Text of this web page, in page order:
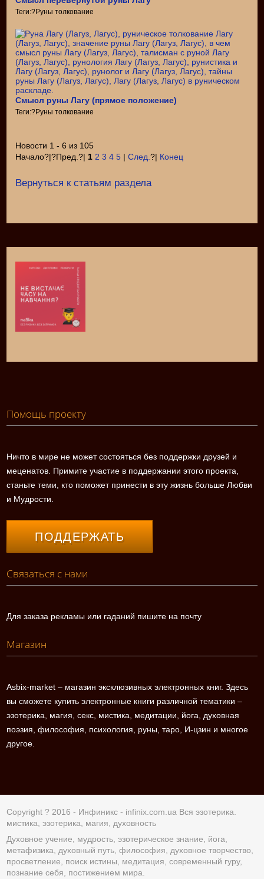
Теги:?Руны толкование
Смысл руны Лагу (прямое положение)
Теги:?Руны толкование
Новости 1 - 6 из 105
Начало?|?Пред.?| 1 2 3 4 5 |След.?| Конец
Вернуться к статьям раздела
Помощь проекту
Ничто в мире не может состояться без поддержки друзей и
меценатов. Примите участие в поддержании этого проекта,
станьте теми, кто поможет принести в эту жизнь больше Любви
и Мудрости.
ПОДДЕРЖАТЬ
Связаться с нами
Для заказа рекламы или гаданий пишите на почту
Магазин
Asbix-market – магазин эксклюзивных электронных книг. Здесь
вы сможете купить электронные книги различной тематики –
эзотерика, магия, секс, мистика, медитации, йога, духовная
поэзия, философия, психология, руны, таро, И-цзин и многое
другое.
Copyright ? 2016 - Инфиникс - infinix.com.ua Вся эзотерика.
мистика, эзотерика, магия, духовность
Духовное учение, мудрость, эзотерическое знание, йога,
метафизика, духовный путь, философия, духовное творчество,
просветление, поиск истины, медитация, современный гуру,
познание себя, постижением мира.